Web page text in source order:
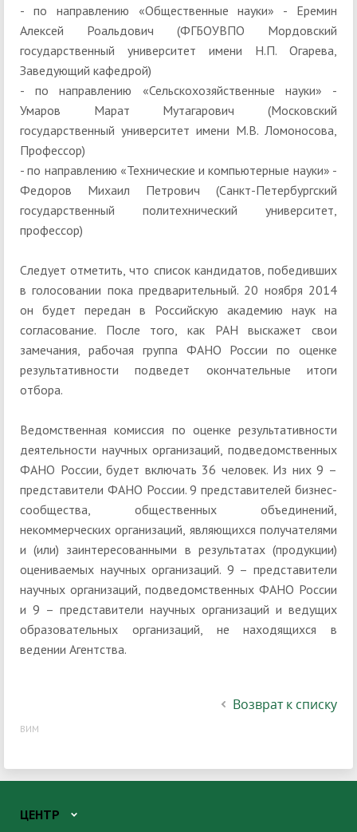
- по направлению «Общественные науки» - Еремин
Алексей Роальдович (ФГБОУВПО Мордовский
государственный университет имени Н.П. Огарева,
Заведующий кафедрой)
- по направлению «Сельскохозяйственные науки» -
Умаров Марат Мутагарович (Московский
государственный университет имени М.В. Ломоносова,
Профессор)
- по направлению «Технические и компьютерные науки» -
Федоров Михаил Петрович (Санкт-Петербургский
государственный политехнический университет,
профессор)
Следует отметить, что список кандидатов, победивших
в голосовании пока предварительный. 20 ноября 2014
он будет передан в Российскую академию наук на
согласование. После того, как РАН выскажет свои
замечания, рабочая группа ФАНО России по оценке
результативности подведет окончательные итоги
отбора.
Ведомственная комиссия по оценке результативности
деятельности научных организаций, подведомственных
ФАНО России, будет включать 36 человек. Из них 9 –
представители ФАНО России. 9 представителей бизнес-
сообщества, общественных объединений,
некоммерческих организаций, являющихся получателями
и (или) заинтересованными в результатах (продукции)
оцениваемых научных организаций. 9 – представители
научных организаций, подведомственных ФАНО России
и 9 – представители научных организаций и ведущих
образовательных организаций, не находящихся в
ведении Агентства.
Возврат к списку
ВИМ
ЦЕНТР